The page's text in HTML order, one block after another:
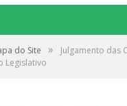
do Site »
Julgamento das
Legislativo